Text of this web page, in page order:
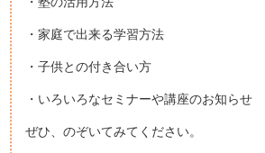
・家庭で出来る学習方法
・子供との付き合い方
・いろいろなセミナーや講座のお知らせ
ぜひ、のぞいてみてください。